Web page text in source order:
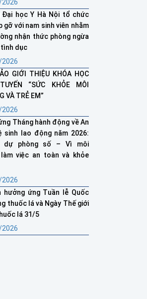
Đại học Y Hà Nội tổ chức
gỡ với nam sinh viên nhằm
nhận thức phòng ngừa
dục
GIỚI THIỆU KHÓA HỌC
“SỨC KHỎE MÔI
VÀ TRẺ EM”
Tháng hành động về An
sinh lao động năm 2026:
dự phòng số – Vì môi
việc an toàn và khỏe
hưởng ứng Tuần lễ Quốc
thuốc lá và Ngày Thế giới
lá 31/5